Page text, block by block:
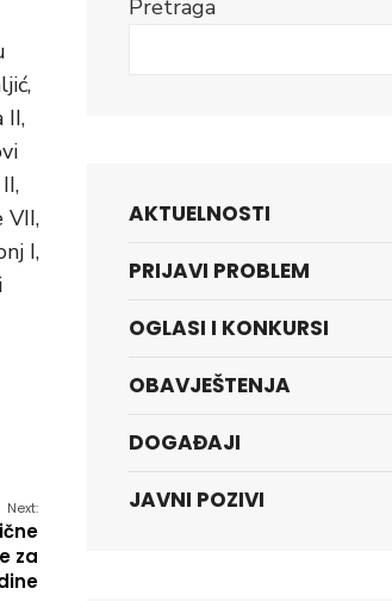
II,
VII,
I,
Next:
za
Pretraga
AKTUELNOSTI
PRIJAVI PROBLEM
OGLASI I KONKURSI
OBAVJEŠTENJA
DOGAĐAJI
JAVNI POZIVI